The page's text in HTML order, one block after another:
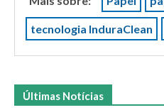
tecnologia InduraClean
Últimas Notícias